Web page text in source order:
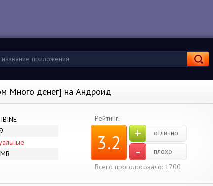
Много денег] на Андроид
Рейтинг:
3.2 + отлично
-
плохо
Всего проголосовало: 1700